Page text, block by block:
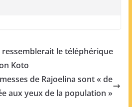
ressemblerait le téléphérique
Koto
de Rajoelina sont « de
aux yeux de la population »